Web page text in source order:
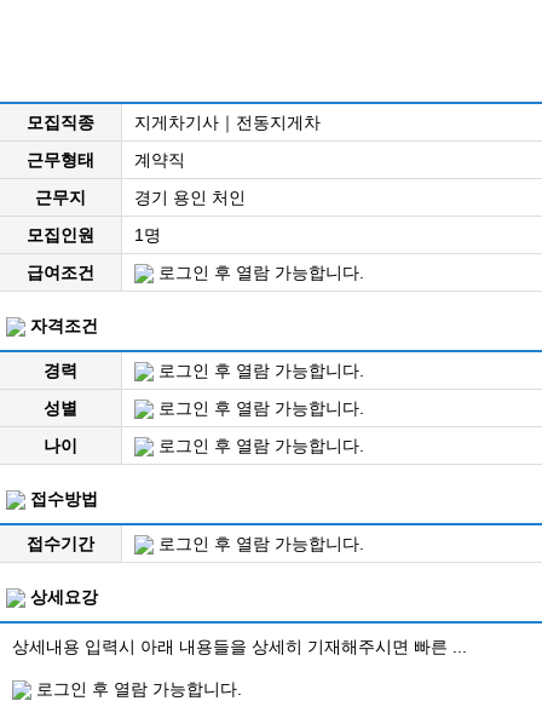
모집직종
지게차기사｜전동지게차
근무형태
계약직
근무지
경기 용인 처인
모집인원
1명
급여조건
로그인 후 열람 가능합니다.
자격조건
경력
로그인 후 열람 가능합니다.
성별
로그인 후 열람 가능합니다.
나이
로그인 후 열람 가능합니다.
접수방법
접수기간 로그인 후 열람 가능합니다.
상세요강
상세내용 입력시 아래 내용들을 상세히 기재해주시면 빠른 ...
로그인 후 열람 가능합니다.